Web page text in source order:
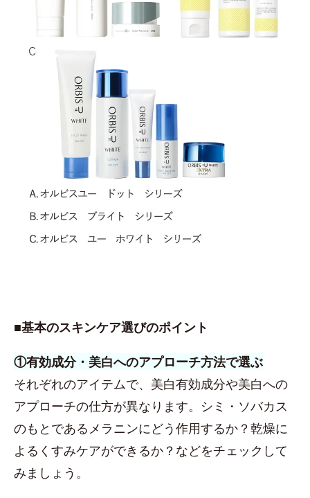
■基本のスキンケア選びのポイント
①有効成分・美白へのアプローチ方法で選ぶ
それぞれのアイテムで、美白有効成分や美白への
アプローチの仕方が異なります。シミ・ソバカス
のもとであるメラニンにどう作用するか？乾燥に
よるくすみケアができるか？などをチェックして
みましょう。